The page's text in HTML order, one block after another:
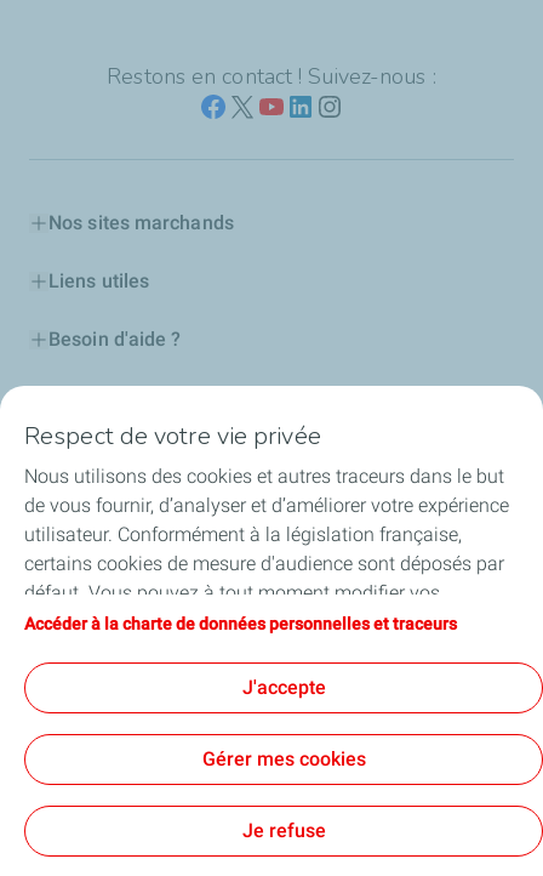
Restons en contact ! Suivez-nous :
Nos sites marchands
Liens utiles
Besoin d'aide ?
Certificats d'économies d'énergie
Nos partenaires
Collaborer avec TotalEnergies
Accessibilité
Conditions Générales d’Utilisation
Accessibilité : Partiellement conforme
Respect de votre vie privée
Nous utilisons des cookies et autres traceurs dans le but
de vous fournir, d’analyser et d’améliorer votre expérience
utilisateur. Conformément à la législation française,
certains cookies de mesure d'audience sont déposés par
défaut. Vous pouvez à tout moment modifier vos
paramètres de cookies en cliquant sur le bouton « Gérer
vous acceptez le dépôt de l’ensemble des cookies. Dans le
cas où vous cliquez sur « Je refuse », seuls les cookies
techniques nécessaires au bon fonctionnement du site
seront utilisés. Pour plus d’informations, vous pouvez
traceurs ».
Accéder à la charte de données personnelles et traceurs
J'accepte
Gérer mes cookies
Je refuse